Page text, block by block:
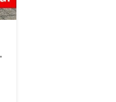
Auto Touchscreen 2xKeyless 17-LM